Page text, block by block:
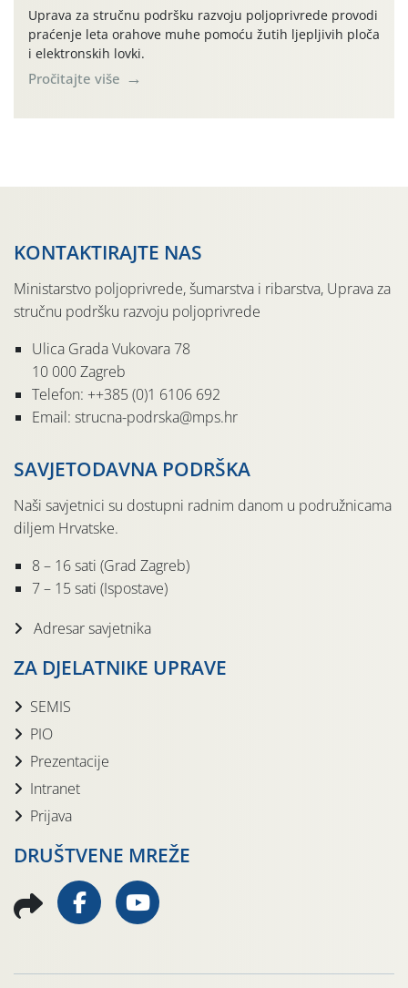
Uprava za stručnu podršku razvoju poljoprivrede provodi
praćenje leta orahove muhe pomoću žutih ljepljivih ploča
i elektronskih lovki.
Pročitajte više
KONTAKTIRAJTE NAS
Ministarstvo poljoprivrede, šumarstva i ribarstva, Uprava za
stručnu podršku razvoju poljoprivrede
Ulica Grada Vukovara 78
10 000 Zagreb
Telefon: ++385 (0)1 6106 692
Email: strucna-podrska@mps.hr
SAVJETODAVNA PODRŠKA
Naši savjetnici su dostupni radnim danom u podružnicama
diljem Hrvatske.
8 – 16 sati (Grad Zagreb)
7 – 15 sati (Ispostave)
Adresar savjetnika
ZA DJELATNIKE UPRAVE
SEMIS
PIO
Prezentacije
Intranet
Prijava
DRUŠTVENE MREŽE